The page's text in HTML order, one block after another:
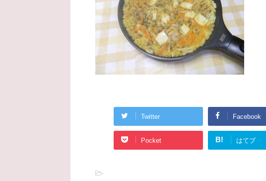
Twitter Facebook
Pocket B! はてブ
-